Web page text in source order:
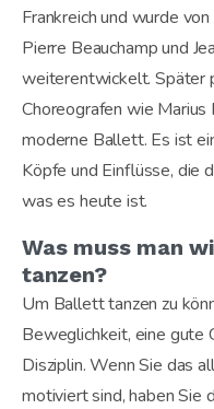
Frankreich und wurde
Pierre Beauchamp und
weiterentwickelt. Später
Choreografen wie
moderne Ballett. Es ist
Köpfe und Einflüsse, die
was es heute ist.
Was muss man
tanzen?
Um Ballett tanzen zu
Beweglichkeit, eine gute
Disziplin. Wenn Sie das
motiviert sind, haben Sie